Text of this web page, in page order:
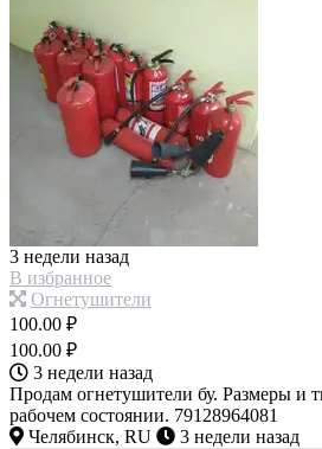
3 недели назад
В избранное
Огнетушители
100.00 ₽
100.00 ₽
3 недели назад
Продам огнетушители бу. Размеры и
рабочем состоянии. 79128964081
Челябинск, RU
3 недели назад